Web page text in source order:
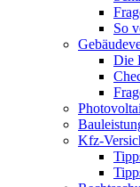
So
Die
Kfz-